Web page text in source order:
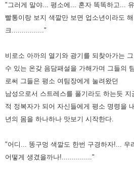
"그러게 말야... 평소에... 혼자 똑똑하고...
빨통이랑 보지 색깔만 보면 업소년이라도 해
크................"
비로소 아까의 열기와 광기를 되찾아가는
수 있는 온갖 음담패설을 가해가며 그들의
로써 그들은 평소 여팀장에게 눌려왔던
남성으로서 스트레스를 풀기라도 하는듯 지
적 정복자가 되어 자신들에게 평소 명령을
년의 몸을 하나하나 맛보기 시작한다.
"어디... 똥구멍 색깔도 한번 구경하자!... 우
어떻게 생겼을까나!..............."